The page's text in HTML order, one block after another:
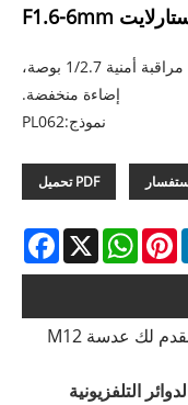
عدسة M12 Starlight F1.6-6mm HD لوحة مراقبة أمنية 1/2.7 بوصة،
إضاءة منخفضة.
نموذج:PL062
PDF تحميل
X
WhatsAppPinterest
باعتبارنا شركة تصنيع احترافية، نود أن نقدم لك عدسة M12
التلفزيونية